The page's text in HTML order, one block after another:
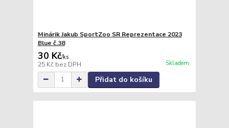
Minárik Jakub SportZoo SR Reprezentace 2023
Blue č.38
30 Kč/ks
25 Kč bez DPH Skladem
Přidat do košíku